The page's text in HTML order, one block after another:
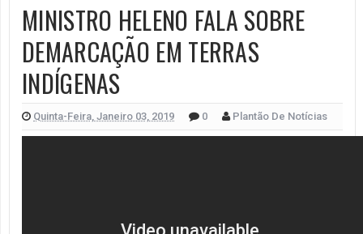
MINISTRO HELENO FALA SOBRE
DEMARCAÇÃO EM TERRAS
INDÍGENAS
Quinta-Feira, Janeiro 03, 2019 0 Plantão De Notícias